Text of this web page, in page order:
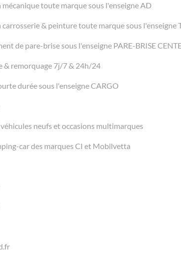
toute marque sous l'enseigne AD
& peinture toute marque sous l'enseigne
de pare-brise sous l'enseigne PARE-BRISE
& remorquage 7j/7 & 24h/24
durée sous l'enseigne CARGO
neufs et occasions multimarques
car des marques CI et Mobilvetta